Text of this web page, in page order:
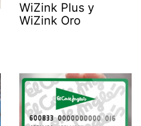
WiZink Plus y
WiZink Oro